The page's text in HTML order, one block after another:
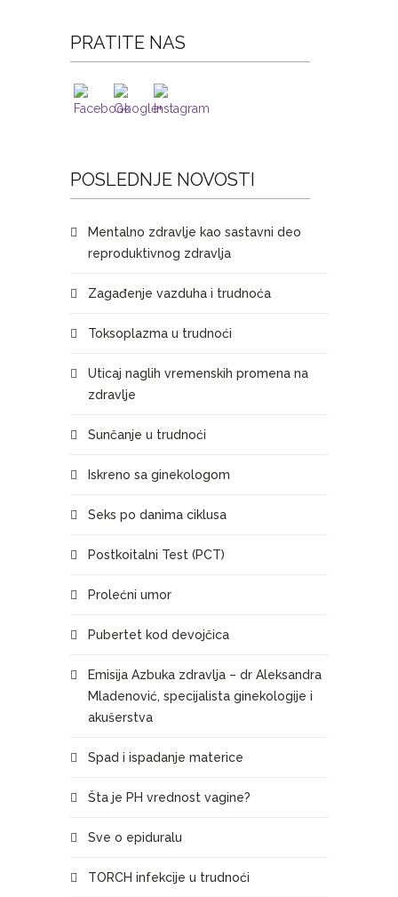
PRATITE NAS
POSLEDNJE NOVOSTI
Mentalno zdravlje kao sastavni deo
reproduktivnog zdravlja
Zagađenje vazduha i trudnoća
Toksoplazma u trudnoći
Uticaj naglih vremenskih promena na
zdravlje
Sunčanje u trudnoći
Iskreno sa ginekologom
Seks po danima ciklusa
Postkoitalni Test (PCT)
Prolećni umor
Pubertet kod devojčica
Emisija Azbuka zdravlja – dr Aleksandra
Mladenović, specijalista ginekologije i
akušerstva
Spad i ispadanje materice
Šta je PH vrednost vagine?
Sve o epiduralu
TORCH infekcije u trudnoći